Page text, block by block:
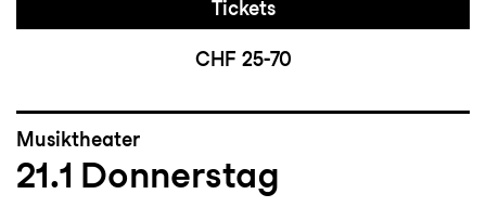
Tickets
CHF 25-70
Musiktheater
21.1 Donnerstag